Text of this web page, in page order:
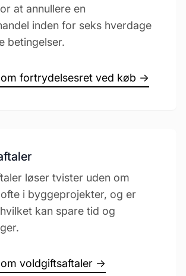
at annullere en
inden for seks hverdage
betingelser.
fortrydelsesret ved køb →
løser tvister uden om
i byggeprojekter, og er
kan spare tid og
voldgiftsaftaler →